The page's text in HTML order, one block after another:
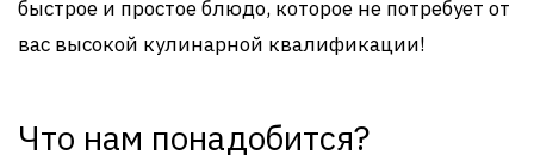
быстрое и простое блюдо, которое не потребует от
вас высокой кулинарной квалификации!
Что нам понадобится?